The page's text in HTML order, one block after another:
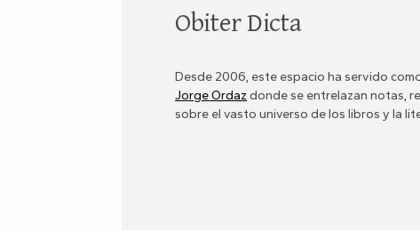
Obiter Dicta
Desde 2006, este espacio ha servido
Jorge Ordaz donde se entrelazan notas,
sobre el vasto universo de los libros y la